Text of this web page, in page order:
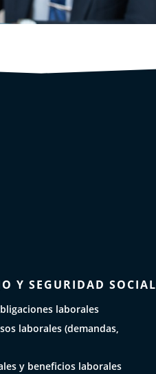
Y SEGURIDAD SOCIAL
laborales
laborales (demandas,
y beneficios laborales